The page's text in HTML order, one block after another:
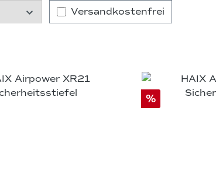
Filter hinzufügen:
Versandkostenfrei
%